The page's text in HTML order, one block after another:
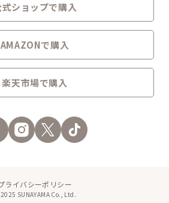
式ショップで購入
AMAZONで購入
楽天市場で購入
SUNAYAMA Co., Ltd.
ライバシーポリシー